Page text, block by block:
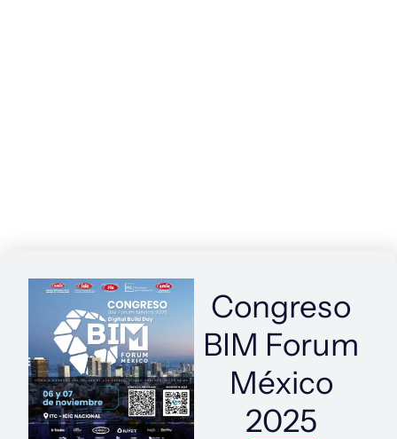
Congreso
BIM Forum
México
2025